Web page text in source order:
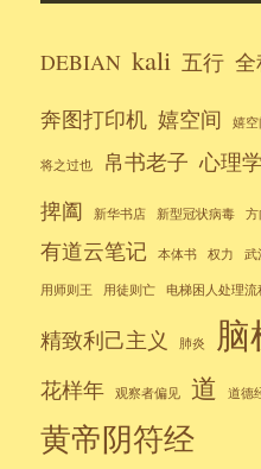
DEBIAN kali 五行
奔图打印机 嬉空间 嬉空
将之过也 帛书老子 心理学
捭阖 新华书店 新型冠状病毒 方
有道云笔记 本体书 权力 武
用师则王 用徒则亡 电梯困人处理流
精致利己主义 肺炎 脑
花样年 观察者偏见 道 道德
黄帝阴符经